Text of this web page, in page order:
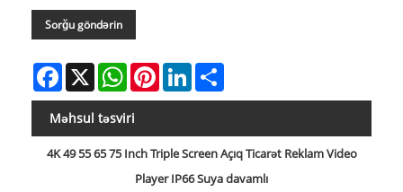
Sorğu göndərin
Facebook
X WhatsAppPinterestLinkedIn
Məhsul təsviri
4K 49 55 65 75 Inch Triple Screen Açıq Ticarət Reklam Video
Player IP66 Suya davamlı